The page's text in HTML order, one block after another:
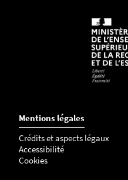
Mentions légales
Crédits et aspects légaux
Accessibilité
Cookies